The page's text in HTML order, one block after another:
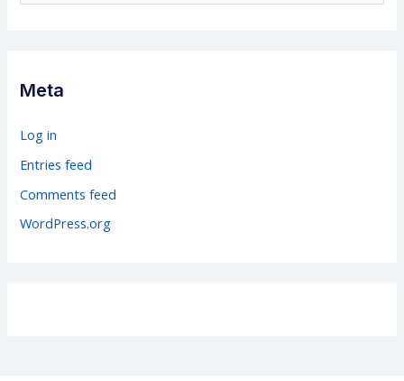
g
r
i
Meta
Log in
Entries feed
Comments feed
WordPress.org